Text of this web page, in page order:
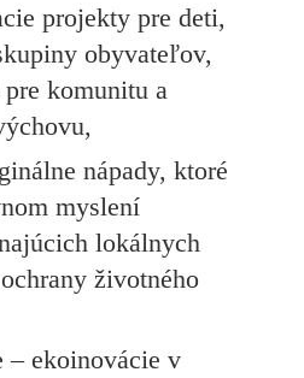
projekty pre deti,
obyvateľov,
komunitu a
nápady, ktoré
myslení
lokálnych
životného
– ekoinovácie v